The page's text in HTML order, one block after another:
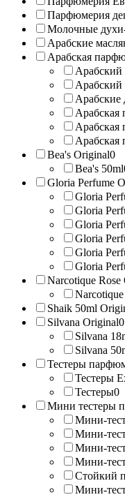
Парфюмерия
Молочные
Арабские
Арабская
Арабская
Арабская
Арабская
Bea's Original0
Bea's 50ml
Gloria Perfume
Gloria
Gloria
Gloria
Gloria
Gloria
Gloria
Narcotique Rose
Shaik 50ml
Silvana Original0
Silvana
Silvana
Тестеры
Тестеры
Тестеры0
Мини тестеры
Мини-
Мини-
Мини-
Мини-
Стойкий
Мини-